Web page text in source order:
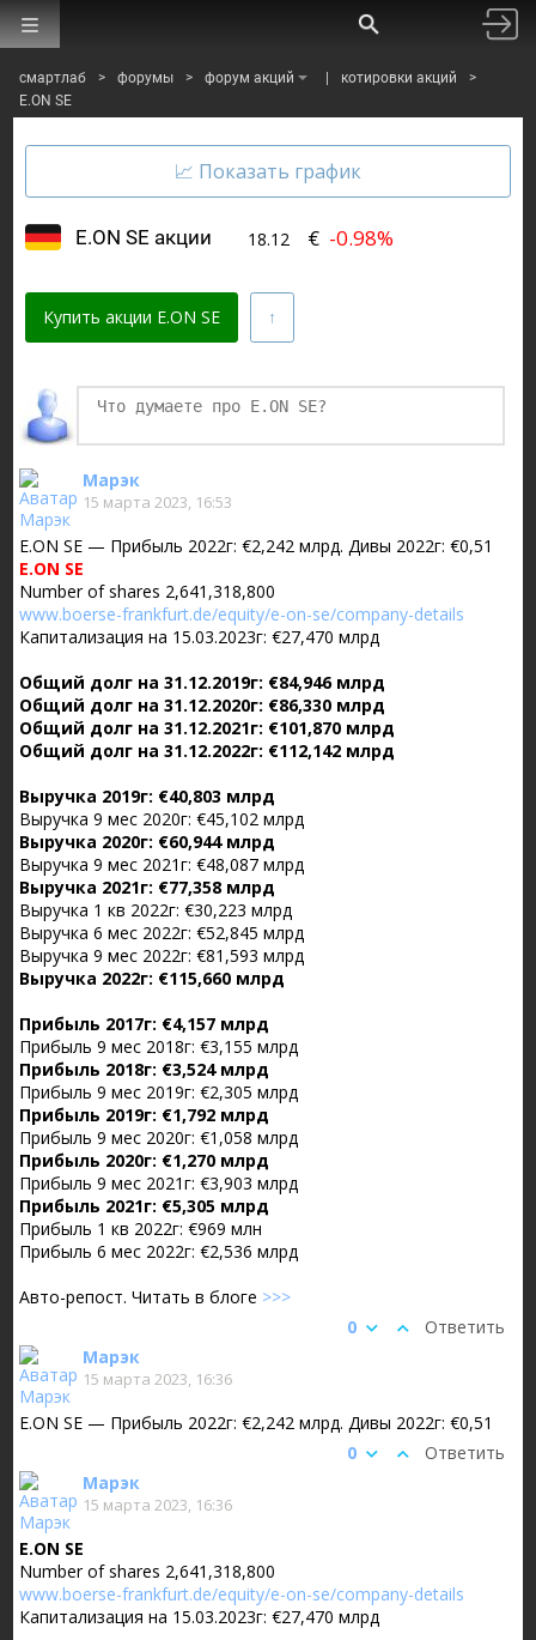
смартлаб > форумы > форум акций котировки акций
>
E.ON SE
E.ON SE акции 18.12 € -0.98%
Купить акции E.ON SE
Финаме
Марэк
15 марта 2023, 16:53
E.ON SE — Прибыль 2022г: €2,242 млрд. Дивы 2022г: €0,51
E.ON SE
Number of shares 2,641,318,800
www.boerse-frankfurt.de/equity/e-on-se/company-details
Капитализация на 15.03.2023г: €27,470 млрд
Общий долг на 31.12.2019г: €84,946 млрд
Общий долг на 31.12.2020г: €86,330 млрд
Общий долг на 31.12.2021г: €101,870 млрд
Общий долг на 31.12.2022г: €112,142 млрд
Выручка 2019г: €40,803 млрд
Выручка 9 мес 2020г: €45,102 млрд
Выручка 2020г: €60,944 млрд
Выручка 9 мес 2021г: €48,087 млрд
Выручка 2021г: €77,358 млрд
Выручка 1 кв 2022г: €30,223 млрд
Выручка 6 мес 2022г: €52,845 млрд
Выручка 9 мес 2022г: €81,593 млрд
Выручка 2022г: €115,660 млрд
Прибыль 2017г: €4,157 млрд
Прибыль 9 мес 2018г: €3,155 млрд
Прибыль 2018г: €3,524 млрд
Прибыль 9 мес 2019г: €2,305 млрд
Прибыль 2019г: €1,792 млрд
Прибыль 9 мес 2020г: €1,058 млрд
Прибыль 2020г: €1,270 млрд
Прибыль 9 мес 2021г: €3,903 млрд
Прибыль 2021г: €5,305 млрд
Прибыль 1 кв 2022г: €969 млн
Прибыль 6 мес 2022г: €2,536 млрд
Авто-репост. Читать в блоге >>>
Ответить
0
Марэк
15 марта 2023, 16:36
E.ON SE — Прибыль 2022г: €2,242 млрд. Дивы 2022г: €0,51
Ответить
0
Марэк
15 марта 2023, 16:36
E.ON SE
Number of shares 2,641,318,800
www.boerse-frankfurt.de/equity/e-on-se/company-details
Капитализация на 15.03.2023г: €27,470 млрд